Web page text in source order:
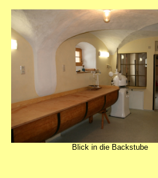
Blick in die Backstube